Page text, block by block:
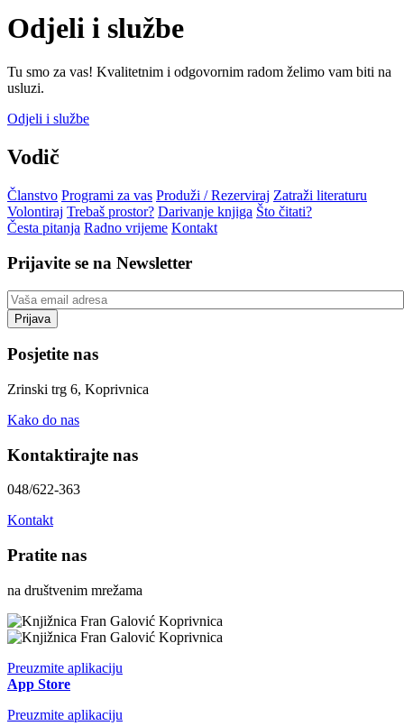
Odjeli i službe
Tu smo za vas! Kvalitetnim i odgovornim radom želimo vam biti na
usluzi.
Odjeli i službe
Vodič
Članstvo Programi za vas Produži / Rezerviraj Zatraži literaturu
Volontiraj Trebaš prostor? Darivanje knjiga Što čitati?
Česta pitanja Radno vrijeme Kontakt
Prijavite se na Newsletter
Posjetite nas
Zrinski trg 6, Koprivnica
Kako do nas
Kontaktirajte nas
048/622-363
Kontakt
Pratite nas
na društvenim mrežama
Preuzmite aplikaciju
App Store
Preuzmite aplikaciju